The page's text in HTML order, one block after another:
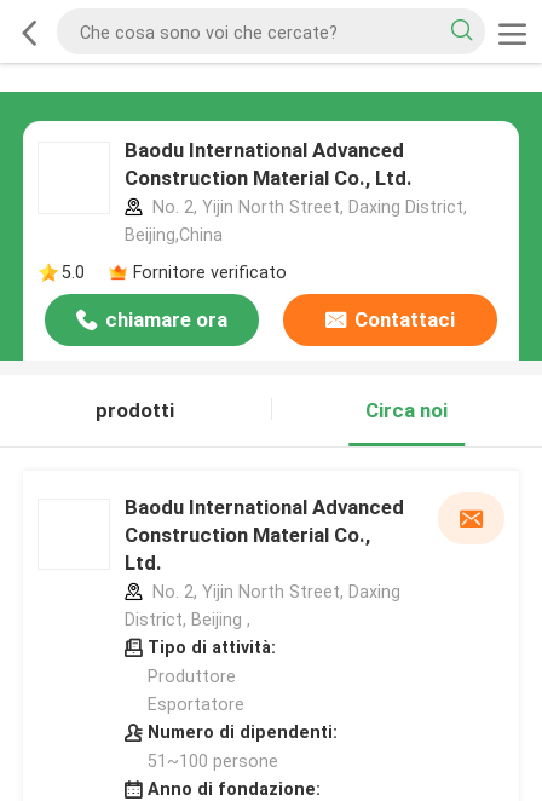
Baodu International Advanced
Construction Material Co., Ltd.
No. 2, Yijin North Street, Daxing District,
Beijing,China
5.0
Fornitore verificato
chiamare ora Contattaci
prodotti Circa noi
Baodu International Advanced
Construction Material Co.,
Ltd.
No. 2, Yijin North Street, Daxing
District, Beijing ,
Tipo di attività:
Produttore
Esportatore
Numero di dipendenti:
51~100 persone
Anno di fondazione: